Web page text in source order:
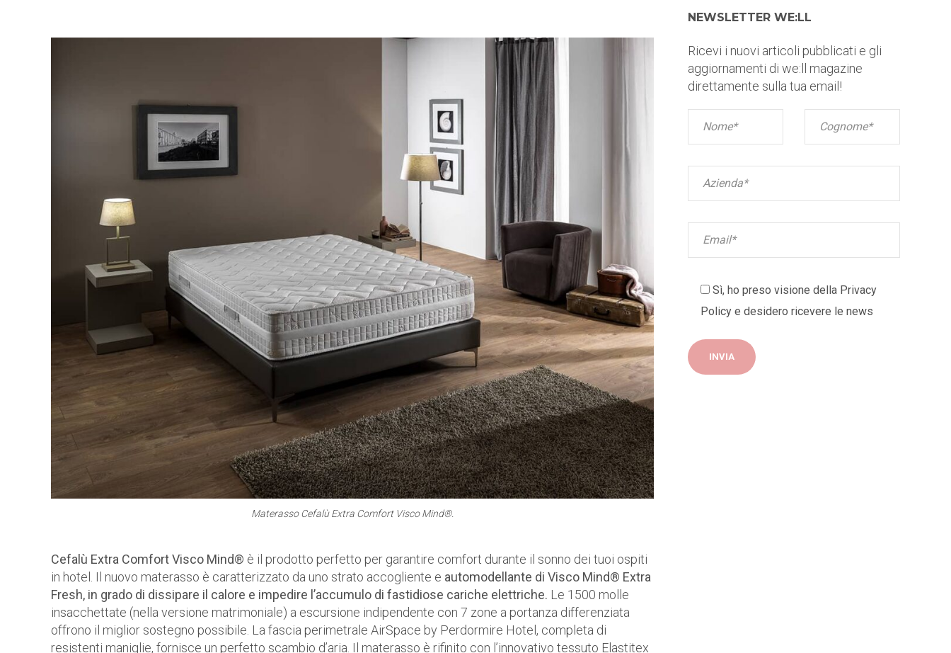
Materasso Cefalù Extra Comfort Visco Mind®.
Cefalù Extra Comfort Visco Mind® è il prodotto perfetto per garantire comfort durante il sonno dei tuoi ospiti
in hotel. Il nuovo materasso è caratterizzato da uno strato accogliente e automodellante di Visco Mind® Extra
Fresh, in grado di dissipare il calore e impedire l’accumulo di fastidiose cariche elettriche. Le 1500 molle
insacchettate (nella versione matrimoniale) a escursione indipendente con 7 zone a portanza differenziata
offrono il miglior sostegno possibile. La fascia perimetrale AirSpace by Perdormire Hotel, completa di
resistenti maniglie, fornisce un perfetto scambio d’aria. Il materasso è rifinito con l’innovativo tessuto Elastitex
NEWSLETTER WE:LL
Ricevi i nuovi articoli pubblicati e gli
aggiornamenti di we:ll magazine
direttamente sulla tua email!
Sì, ho preso visione della Privacy
Policy e desidero ricevere le news